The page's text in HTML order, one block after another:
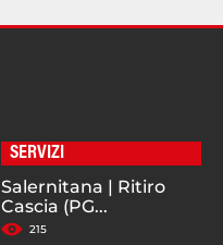
SERVIZI
Salernitana | Ritiro
Cascia (PG...
215